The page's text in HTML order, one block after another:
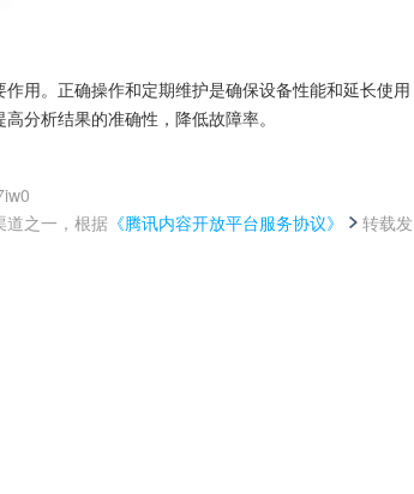
用。正确操作和定期维护是确保设备性能和延长使用
分析结果的准确性，降低故障率。
道之一，根据 《腾讯内容开放平台服务协议》
转载发